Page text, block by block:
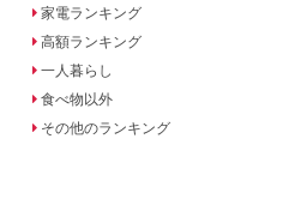
家電ランキング
高額ランキング
一人暮らし
食べ物以外
その他のランキング